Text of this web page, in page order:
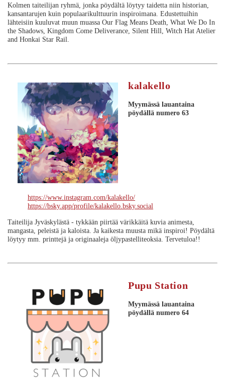
Kolmen taiteilijan ryhmä, jonka pöydältä löytyy taidetta niin historian,
kansantarujen kuin populaarikulttuurin inspiroimana. Edustettuihin
lähteisiin kuuluvat muun muassa Our Flag Means Death, What We Do In
the Shadows, Kingdom Come Deliverance, Silent Hill, Witch Hat Atelier
and Honkai Star Rail.
kalakello
Myymässä lauantaina
pöydällä numero 63
https://www.instagram.com/kalakello/
https://bsky.app/profile/kalakello.bsky.social
Taiteilija Jyväskylästä - tykkään piirtää värikkäitä kuvia animesta,
mangasta, peleistä ja kaloista. Ja kaikesta muusta mikä inspiroi! Pöydältä
löytyy mm. printtejä ja originaaleja öljypastelliteoksia. Tervetuloa!!
Pupu Station
Myymässä lauantaina
pöydällä numero 64